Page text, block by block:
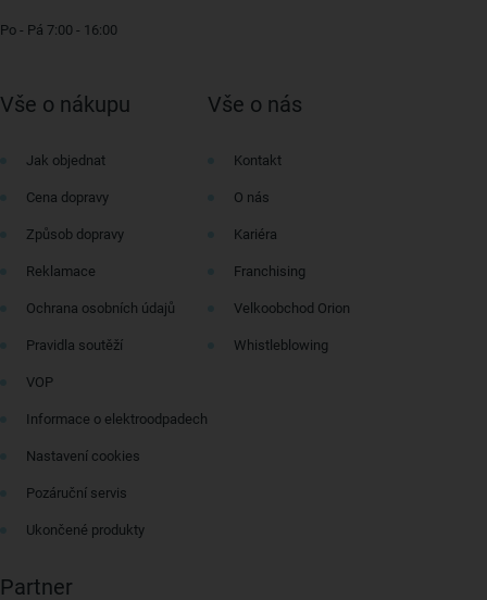
Po - Pá 7:00 - 16:00
Vše o nákupu
Jak objednat
Cena dopravy
Způsob dopravy
Reklamace
Ochrana osobních údajů
Pravidla soutěží
VOP
Informace o elektroodpadech
Nastavení cookies
Pozáruční servis
Ukončené produkty
Vše o nás
Kontakt
O nás
Kariéra
Franchising
Velkoobchod Orion
Whistleblowing
Partner